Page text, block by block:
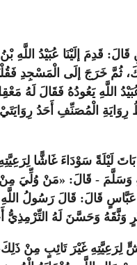
قَدِمَ إلَيْنَا عُبَيْدُ اللَّهِ
ثُمَّ خَرَجَ إلَى الْمَسْجِدِ
اللَّهِ يَعُودُهُ فَقَالَ لَهُ
الْمُصَنِّفِ أَحَدُ
لَيْلَةً سَوْدَاءَ غَاشًّا
- قَالَ: «مَنْ وُلِّيَ مِنْ
قَالَ: قَالَ رَسُولُ
وَثَّقَهُ وَحَسَّنَ لَهُ
لِرَعِيَّتِهِ غَيْرَ تَائِبٍ مِنْ